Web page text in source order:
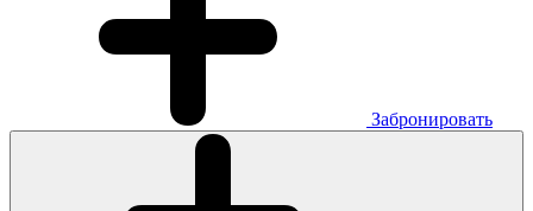
Забронировать